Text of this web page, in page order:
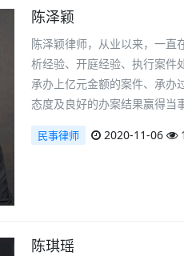
陈泽颖
陈泽颖律师，从业以来，一直
析经验、开庭经验、执行案件
承办上亿元金额的案件、承办
态度及良好的办案结果赢得当
民事律师 2020-11-06
陈琪瑶